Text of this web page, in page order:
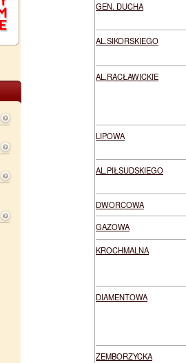
GEN. DUCHA
AL.SIKORSKIEGO
AL.RACŁAWICKIE
LIPOWA
AL.PIŁSUDSKIEGO
DWORCOWA
GAZOWA
KROCHMALNA
DIAMENTOWA
ZEMBORZYCKA